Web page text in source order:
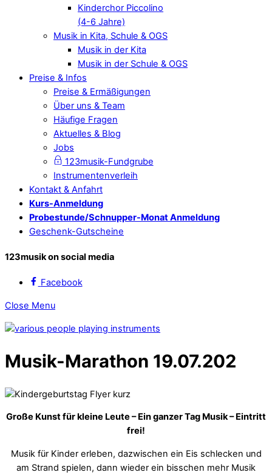
Kinderchor Piccolino
(4-6 Jahre)
Musik in Kita, Schule & OGS
Musik in der Kita
Musik in der Schule & OGS
Preise & Infos
Preise & Ermäßigungen
Über uns & Team
Häufige Fragen
Aktuelles & Blog
Jobs
123musik-Fundgrube
Instrumentenverleih
Kontakt & Anfahrt
Kurs-Anmeldung
Probestunde/Schnupper-Monat Anmeldung
Geschenk-Gutscheine
123musik on social media
Facebook
Close Menu
Musik-Marathon 19.07.202
Große Kunst für kleine Leute – Ein ganzer Tag Musik – Eintritt
frei!
Musik für Kinder erleben, dazwischen ein Eis schlecken und
am Strand spielen, dann wieder ein bisschen mehr Musik